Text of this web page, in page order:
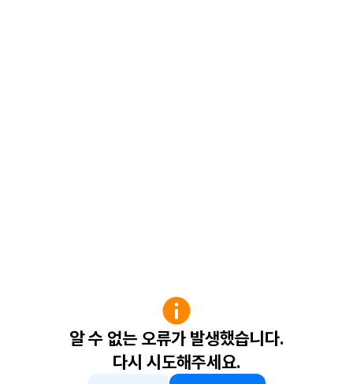
알 수 없는 오류가 발생했습니다.
다시 시도해주세요.